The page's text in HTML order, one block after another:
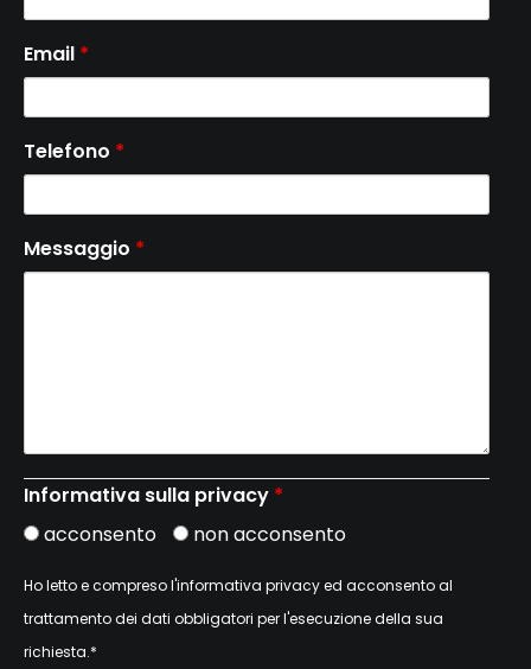
Email *
Telefono *
Messaggio *
Informativa sulla privacy *
acconsento
non acconsento
Ho letto e compreso l'informativa privacy ed acconsento al
trattamento dei dati obbligatori per l'esecuzione della sua
richiesta.*